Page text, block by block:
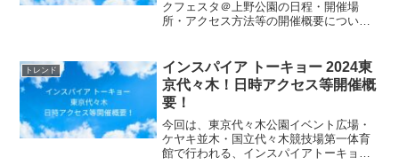
クフェスタ＠上野公園の日程・開催場
所・アクセス方法等の開催概要について
し、農福連携の理解促進と支援の輪を広
げる場を提供しま...
トレンド
インスパイア トーキョー 2024東
京代々木！日時アクセス等開催概
要！
今回は、東京代々木公園イベント広場・
ケヤキ並木・国立代々木競技場第一体育
館で行われる、インスパイアトーキョー